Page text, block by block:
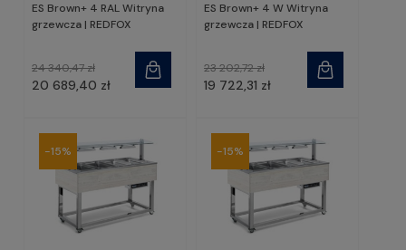
ES Brown+ 4 RAL Witryna
grzewcza | REDFOX
20 689,40 zł
24 340,47 zł
ES Brown+ 4 W Witryna
grzewcza | REDFOX
19 722,31 zł
23 202,72 zł
-15% -15%